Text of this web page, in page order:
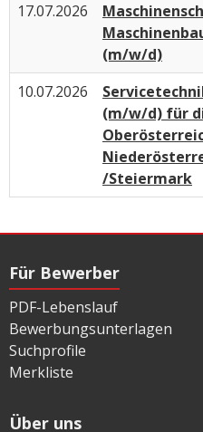
17.07.2026
(m/w/d)
10.07.2026
(m/w/d) für
/Steiermark
Für Bewerber
PDF-Lebenslauf
Bewerbungsunterlagen
Suchprofile
Merkliste
Über uns